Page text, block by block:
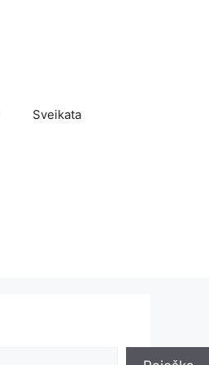
Sveikata